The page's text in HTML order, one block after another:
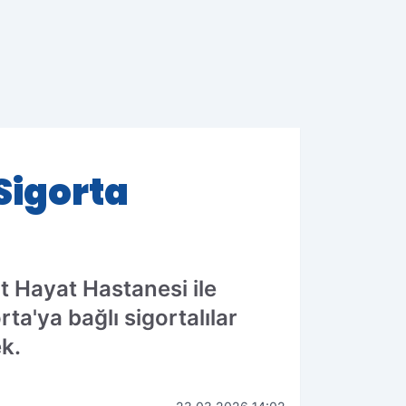
Hayat Hastanesi ile
bağlı sigortalılar